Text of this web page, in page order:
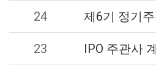
24 제6기 정기
23 IPO 주관사